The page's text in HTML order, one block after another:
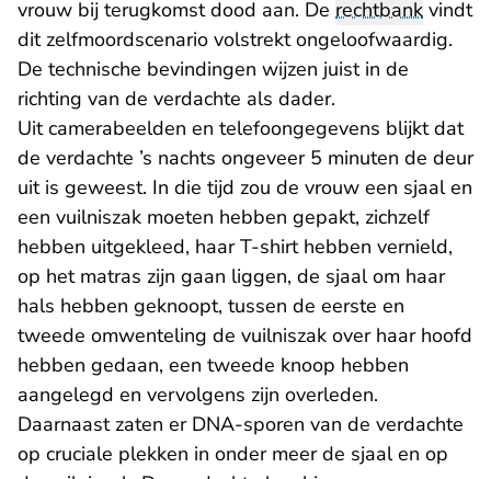
vrouw bij terugkomst dood aan. De rechtbank vindt
dit zelfmoordscenario volstrekt ongeloofwaardig.
De technische bevindingen wijzen juist in de
richting van de verdachte als dader.
Uit camerabeelden en telefoongegevens blijkt dat
de verdachte ’s nachts ongeveer 5 minuten de deur
uit is geweest. In die tijd zou de vrouw een sjaal en
een vuilniszak moeten hebben gepakt, zichzelf
hebben uitgekleed, haar T-shirt hebben vernield,
op het matras zijn gaan liggen, de sjaal om haar
hals hebben geknoopt, tussen de eerste en
tweede omwenteling de vuilniszak over haar hoofd
hebben gedaan, een tweede knoop hebben
aangelegd en vervolgens zijn overleden.
Daarnaast zaten er DNA-sporen van de verdachte
op cruciale plekken in onder meer de sjaal en op